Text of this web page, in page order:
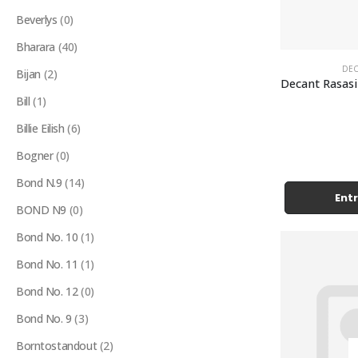
Beverlys (0)
Bharara (40)
Bijan (2)
Bill (1)
Billie Eilish (6)
Bogner(0)
Bond N.9 (14)
BOND N9 (0)
Bond No. 10 (1)
Bond No. 11 (1)
Bond No. 12(0)
Bond No. 9 (3)
Borntostandout (2)